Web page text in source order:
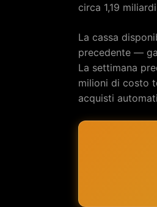
circa 1,19
La cassa
precedente —
La settimana
milioni di costo
acquisti